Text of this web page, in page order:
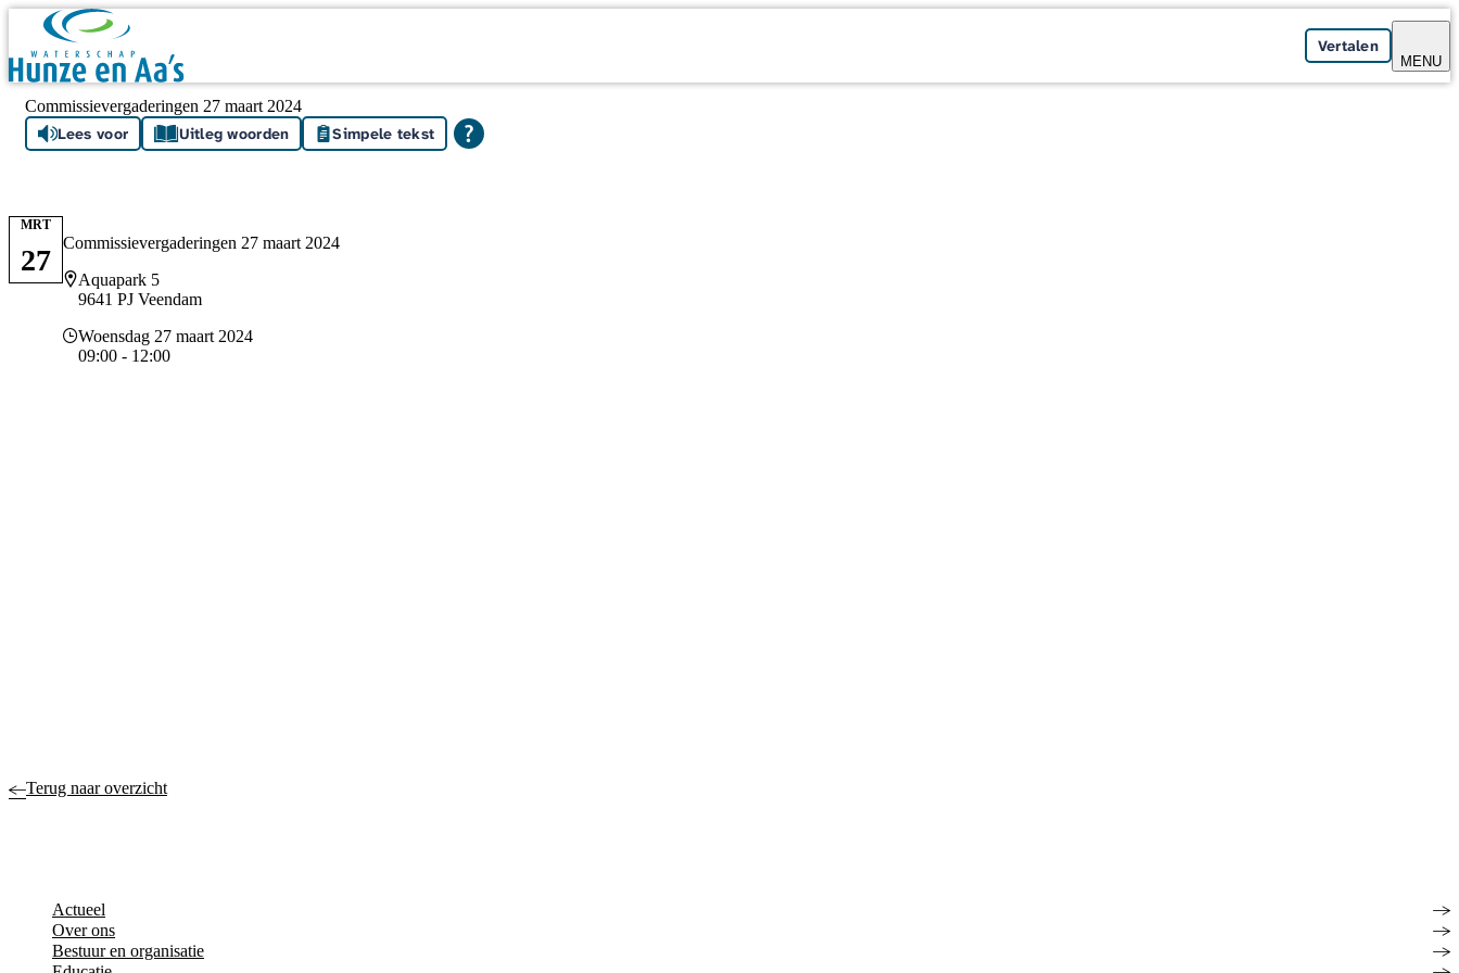
Skip navigation
Vertalen
MENU
Commissievergaderingen 27 maart 2024
Lees voor Uitleg woorden Simpele tekst
Commissievergaderingen 27 maart 2024
Locatie
Aquapark 5
9641 PJ Veendam
Datum en tijd
Woensdag 27 maart 2024
09:00 - 12:00
MRT
27
Terug naar overzicht
Actueel
Over ons
Bestuur en organisatie